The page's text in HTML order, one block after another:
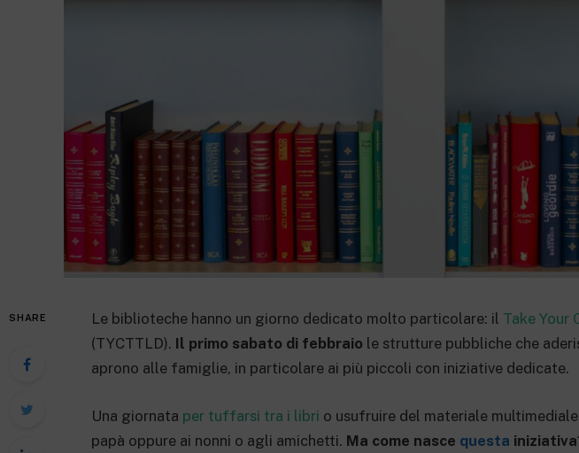
SHARE Le biblioteche hanno un giorno dedicato molto particolare: il Take Your
(TYCTTLD). Il primo sabato di febbraio le strutture pubbliche che
aprono alle famiglie, in particolare ai più piccoli con iniziative dedicate.
Una giornata per tuffarsi tra i libri o usufruire del materiale
papà oppure ai nonni o agli amichetti. Ma come nasce questa